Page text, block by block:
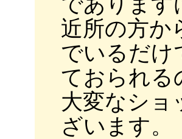
近所の方か
でいるだけ
ておられる
大変なショ
ざいます。